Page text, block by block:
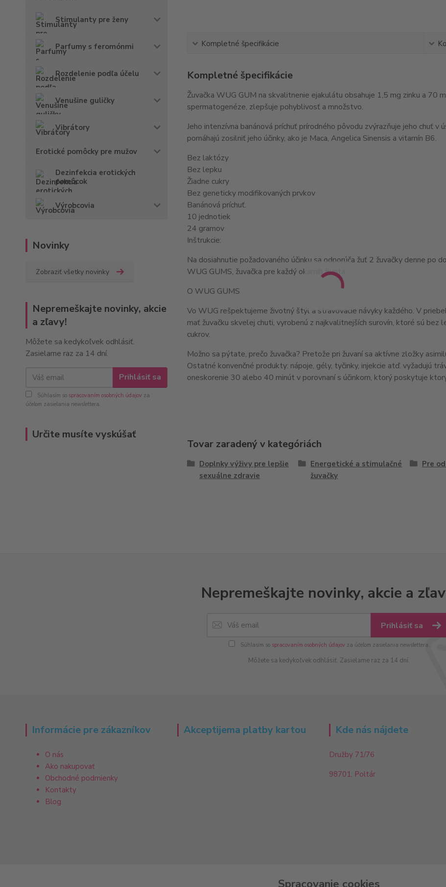
Stimulanty pre ženy
Parfumy s feromónmi
Rozdelenie podľa účelu
Venušine guličky
Vibrátory
Erotické pomôcky pre mužov
Dezinfekcia erotických
pomôcok
Výrobcovia
Novinky
Zobraziť všetky novinky
Nepremeškajte novinky, akcie
a zľavy!
Môžete sa kedykoľvek odhlásiť.
Zasielame raz za 14 dní.
Prihlásiť sa
Súhlasím so spracovaním osobných údajov za
účelom zasielania newslettera.
Určite musíte vyskúšať
Kompletné špecifikácie
Kompletné špecifikácie
Žuvačka WUG GUM na skvalitnenie ejakulátu obsahuje 1,5 mg zinku a 70
spermatogenéze, zlepšuje pohyblivosť a množstvo.
Jeho intenzívna banánová príchuť prírodného pôvodu zvýrazňuje jeho chuť
pomáhajú zosilniť jeho účinky, ako je Maca, Angelica Sinensis a vitamín B6.
Bez laktózy
Bez lepku
Žiadne cukry
Bez geneticky modifikovaných prvkov
Banánová príchuť.
10 jednotiek
24 gramov
Inštrukcie:
Na dosiahnutie požadovaného účinku sa odporúča žuť 2 žuvačky denne po
WUG GUMS, žuvačka pre každý okamih života
O WUG GUMS
Vo WUG rešpektujeme životný štýl a stravovacie návyky každého. V
mať žuvačku skvelej chuti, vyrobenú z najkvalitnejších surovín, ktoré sú bez
cukrov.
Možno sa pýtate, prečo žuvačka? Pretože pri žuvaní sa aktívne zložky
Ostatné konvenčné produkty: nápoje, gély, tyčinky, injekcie atď. vyžadujú
oneskorenie 30 alebo 40 minút v porovnaní s účinkom, ktorý poskytuje
Tovar zaradený v kategóriách
Doplnky výživy pre lepšie
sexuálne zdravie
Energetické a stimulačné
žuvačky
Pre
Nepremeškajte novinky, akcie a
Prihlásiť sa
Súhlasím so spracovaním osobných údajovza účelom zasielania newslettera.
Môžete sa kedykoľvek odhlásiť. Zasielame raz za 14 dní.
Informácie pre zákazníkov
O nás
Ako nakupovať
Obchodné podmienky
Kontakty
Blog
Akceptijema platby kartou Kde nás nájdete
Družby 71/76
98701, Poltár
Spracovanie cookies